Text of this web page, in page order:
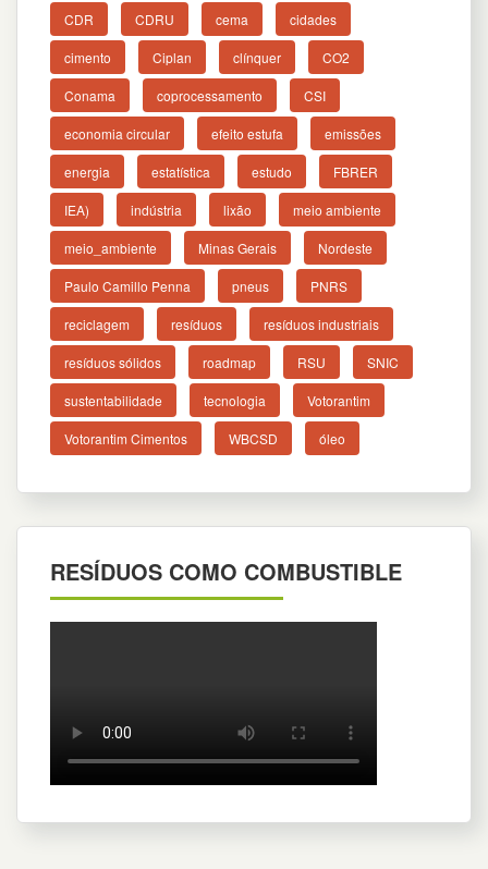
CDR CDRU cema cidades
cimento Ciplan clínquer CO2
Conama coprocessamento CSI
economia circular efeito estufa emissões
energia estatística estudo FBRER
IEA) indústria lixão meio ambiente
meio_ambiente Minas Gerais Nordeste
Paulo Camillo Penna pneus PNRS
reciclagem resíduos resíduos industriais
resíduos sólidos roadmap RSU SNIC
sustentabilidade tecnologia Votorantim
Votorantim Cimentos WBCSD óleo
RESÍDUOS COMO COMBUSTIBLE